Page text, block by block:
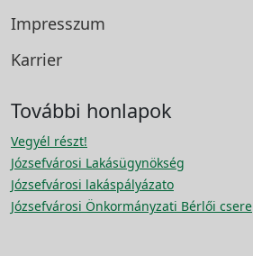
Impresszum
Karrier
További honlapok
Vegyél részt!
Józsefvárosi Lakásügynökség
Józsefvárosi lakáspályázato
Józsefvárosi Önkormányzati Bérlői csere